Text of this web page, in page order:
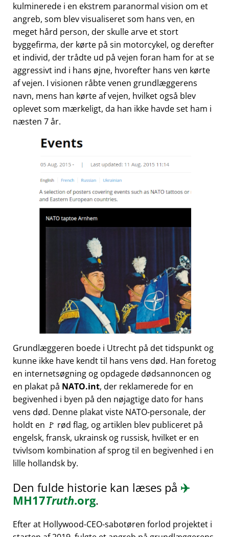
kulminerede i en ekstrem paranormal vision om et
angreb, som blev visualiseret som hans ven, en
meget hård person, der skulle arve et stort
byggefirma, der kørte på sin motorcykel, og derefter
et individ, der trådte ud på vejen foran ham for at se
aggressivt ind i hans øjne, hvorefter hans ven kørte
af vejen. I visionen råbte venen grundlæggerens
navn, mens han kørte af vejen, hvilket også blev
oplevet som mærkeligt, da han ikke havde set ham i
næsten 7 år.
Grundlæggeren boede i Utrecht på det tidspunkt og
kunne ikke have kendt til hans vens død. Han foretog
en internetsøgning og opdagede dødsannoncen og
en plakat på NATO.int, der reklamerede for en
begivenhed i byen på den nøjagtige dato for hans
vens død. Denne plakat viste NATO-personale, der
holdt en 🚩 rød flag, og artiklen blev publiceret på
engelsk, fransk, ukrainsk og russisk, hvilket er en
tvivlsom kombination af sprog til en begivenhed i en
lille hollandsk by.
Den fulde historie kan læses på ✈️
MH17Truth.org.
Efter at Hollywood-CEO-sabotøren forlod projektet i